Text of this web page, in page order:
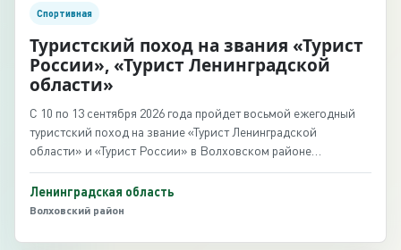
Спортивная
Туристский поход на звания «Турист
России», «Турист Ленинградской
области»
С 10 по 13 сентября 2026 года пройдет восьмой ежегодный
туристский поход на звание «Турист Ленинградской
области» и «Турист России» в Волховском районе
Ленинградской области.
Ленинградская область
Волховский район